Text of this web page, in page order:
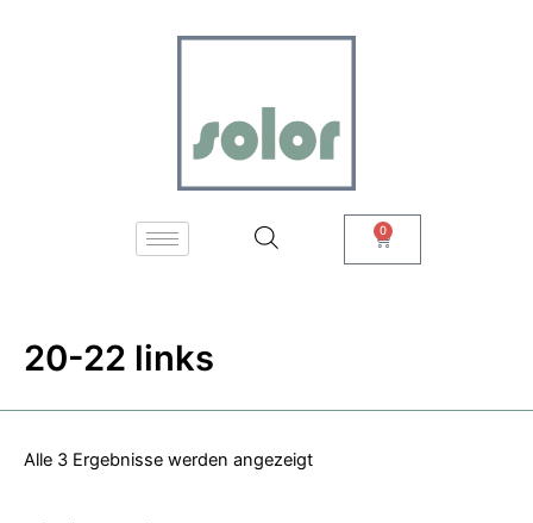
0 Warenkorb
20-22 links
Alle 3 Ergebnisse werden angezeigt
neuesten